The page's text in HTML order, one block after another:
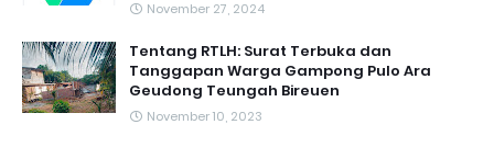
November 27, 2024
Tentang RTLH: Surat Terbuka dan
Tanggapan Warga Gampong Pulo Ara
Geudong Teungah Bireuen
November 10, 2023